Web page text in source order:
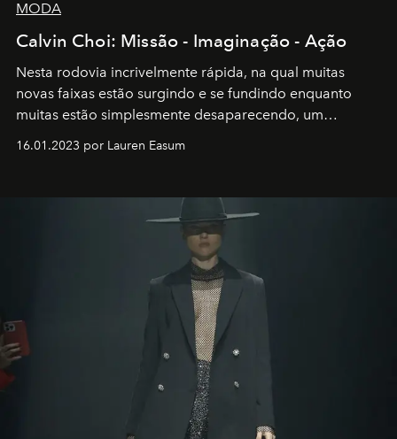
MODA
Calvin Choi: Missão - Imaginação - Ação
Nesta rodovia incrivelmente rápida, na qual muitas
novas faixas estão surgindo e se fundindo enquanto
muitas estão simplesmente desaparecendo, um
transportador AMTD abrindo caminho para muitos
por propósitos, com um claro senso de missão na vida e
16.01.2023 por Lauren Easum